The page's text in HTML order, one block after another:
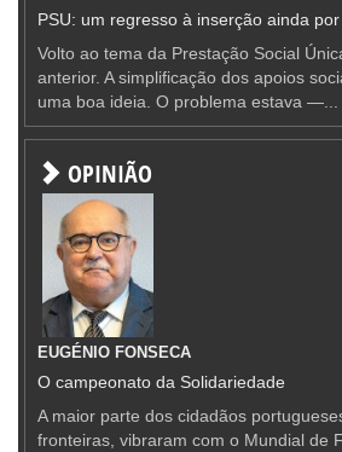
PSU: um regresso à inserção ainda
Volto ao tema da Prestação Social
anterior. A simplificação dos apoios
uma boa ideia. O problema estava —...
OPINIÃO
EUGÉNIO FONSECA
O campeonato da Solidariedade
A maior parte dos cidadãos
fronteiras, vibraram com o Mundial de